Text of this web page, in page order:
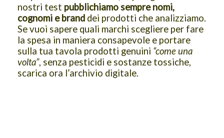
nostri test pubblichiamo sempre nomi,
cognomi e brand dei prodotti che analizziamo.
Se vuoi sapere quali marchi scegliere per fare
la spesa in maniera consapevole e portare
sulla tua tavola prodotti genuini “come una
volta”, senza pesticidi e sostanze tossiche,
scarica ora l’archivio digitale.